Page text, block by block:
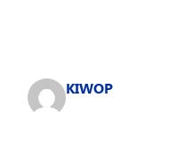
KIWOP